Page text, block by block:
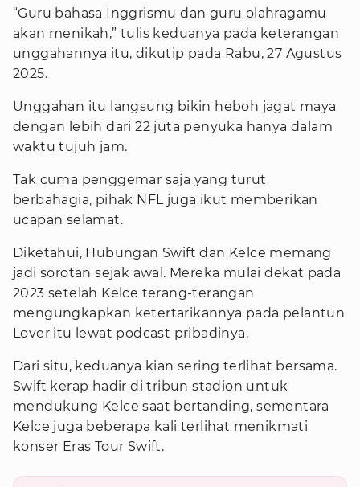
“Guru bahasa Inggrismu dan guru olahragamu
akan menikah,” tulis keduanya pada keterangan
unggahannya itu, dikutip pada Rabu, 27 Agustus
2025.
Unggahan itu langsung bikin heboh jagat maya
dengan lebih dari 22 juta penyuka hanya dalam
waktu tujuh jam.
Tak cuma penggemar saja yang turut
berbahagia, pihak NFL juga ikut memberikan
ucapan selamat.
Diketahui, Hubungan Swift dan Kelce memang
jadi sorotan sejak awal. Mereka mulai dekat pada
2023 setelah Kelce terang-terangan
mengungkapkan ketertarikannya pada pelantun
Lover itu lewat podcast pribadinya.
Dari situ, keduanya kian sering terlihat bersama.
Swift kerap hadir di tribun stadion untuk
mendukung Kelce saat bertanding, sementara
Kelce juga beberapa kali terlihat menikmati
konser Eras Tour Swift.